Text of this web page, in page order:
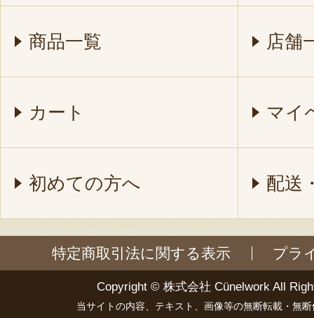
商品一覧 店舗
カート マイ
初めての方へ 配送
特定商取引法に関する表示 プラ
Copyright © 株式会社 Cünelwork All
当サイトの内容、テキスト、画像等の無断転載・無